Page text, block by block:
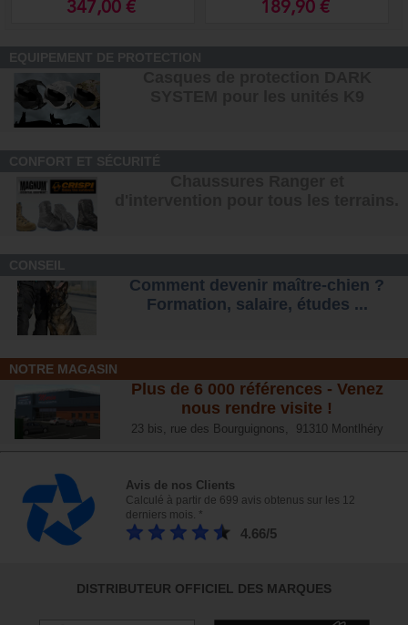
347,00 € 189,90 €
Comment devenir maître-chien ?
Formation, salaire, études ...
NOTRE MAGASIN
Plus de 6 000 références - Venez
nous rendre visite !
23 bis, rue des Bourguignons, 91310 Montlhéry
Avis de nos Clients
Calculé à partir de 699 avis obtenus sur les 12
derniers mois. *
4.66/5
DISTRIBUTEUR OFFICIEL DES MARQUES